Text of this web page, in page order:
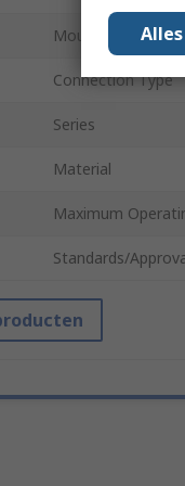
Mount Type
Connection Type
Series
Material
Maximum
Standards/